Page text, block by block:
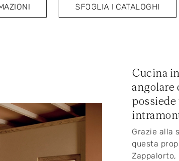
SFOGLIA I CATALOGHI
Cucina
angolare
Grazie alla
questa